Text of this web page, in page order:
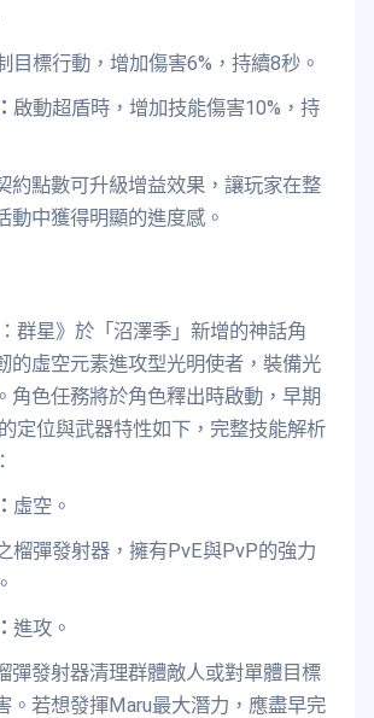
目標行動，增加傷害6%，持續8秒。
啟動超盾時，增加技能傷害10%，持
約點數可升級增益效果，讓玩家在整
動中獲得明顯的進度感。
群星》於「沼澤季」新增的神話角
的虛空元素進攻型光明使者，裝備光
角色任務將於角色釋出時啟動，早期
定位與武器特性如下，完整技能解析
虛空。
榴彈發射器，擁有PvE與PvP的強力
進攻。
彈發射器清理群體敵人或對單體目標
。若想發揮Maru最大潛力，應盡早完